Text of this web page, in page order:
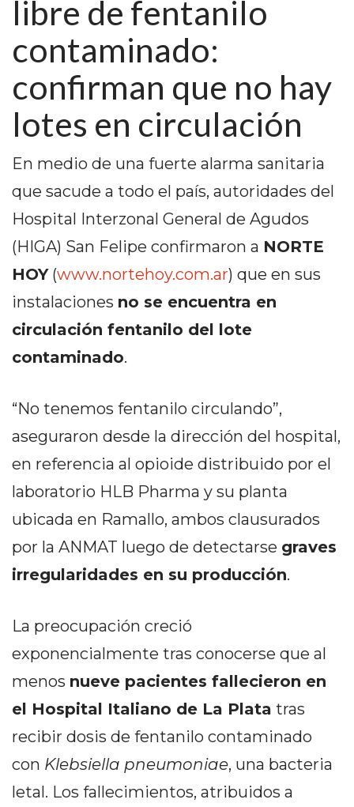
PEDIDOS POR WHATSAPP
TIENDA ONLINE GRATIS
EN ARGENTINA:
OTRAS PLATAFORMAS DE
VENTA POR WHATSAPP
CÓMO RECIBIR PEDIDOS
WHATSAPP: LA GUÍA
DEFINITIVA PARA
RESTAURANTES Y
DELIVERIES
POR WHATSAPP SIN QUE
SE TE PIERDA NINGUNO
AYUDA
Y
CONDICIONES
PRIVACIDAD
MAPA
DIARIO
libre de fentanilo
contaminado:
confirman que no hay
lotes en circulación
En medio de una fuerte alarma sanitaria
que sacude a todo el país, autoridades del
Hospital Interzonal General de Agudos
(HIGA) San Felipe confirmaron a NORTE
HOY(www.nortehoy.com.ar) que en sus
instalaciones no se encuentra en
circulación fentanilo del lote
contaminado.
“No tenemos fentanilo circulando”,
aseguraron desde la dirección del hospital,
en referencia al opioide distribuido por el
laboratorio HLB Pharma y su planta
ubicada en Ramallo, ambos clausurados
por la ANMAT luego de detectarse graves
irregularidades en su producción.
La preocupación creció
exponencialmente tras conocerse que al
menos nueve pacientes fallecieron en
el Hospital Italiano de La Plata tras
recibir dosis de fentanilo contaminado
con Klebsiella pneumoniae, una bacteria
letal. Los fallecimientos, atribuidos a